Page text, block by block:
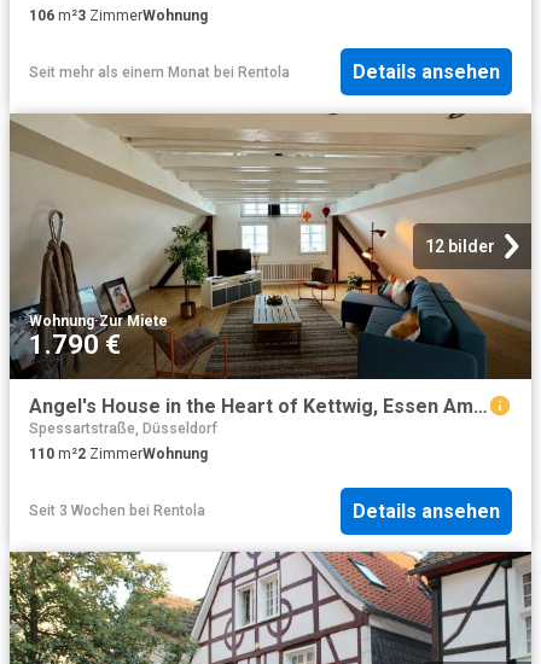
106 m²3 ZimmerWohnung
Seit mehr als einem Monat bei Rentola Details ansehen
12 bilder
Wohnung·Zur Miete
1.790 €
Angel's House in the Heart of Kettwig, Essen Amsterdam Apartments for Rent
Spessartstraße, Düsseldorf
110 m²2 ZimmerWohnung
Seit 3 Wochen bei Rentola Details ansehen